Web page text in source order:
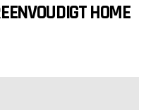
HOME